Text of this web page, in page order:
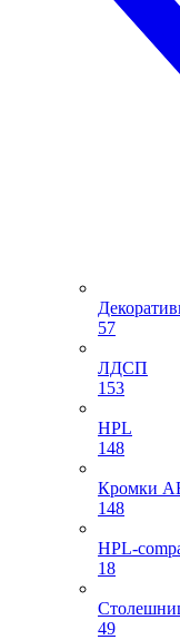
57
ЛДСП
153
HPL
148
Кромки
148
HPL-
18
49